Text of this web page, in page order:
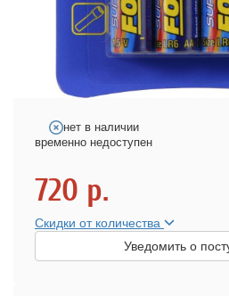
нет в наличии
временно недоступен
720 р.
Скидки от количества
Уведомить о